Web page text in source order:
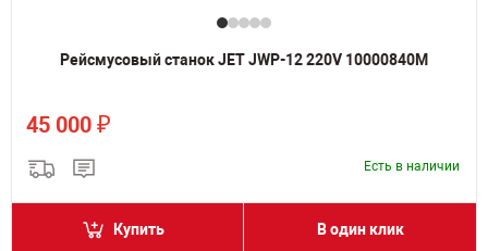
Рейсмусовый станок JET JWP-12 220V 10000840M
45 000 ₽
Есть в наличии
Купить В один клик